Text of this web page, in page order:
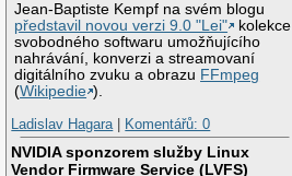
Jean-Baptiste Kempf na svém blogu
představil novou verzi 9.0 "Lei"
kolekce
svobodného softwaru umožňujícího
nahrávání, konverzi a streamovaní
digitálního zvuku a obrazu FFmpeg
(Wikipedie ).
Ladislav Hagara | Komentářů: 0
NVIDIA sponzorem služby Linux
Vendor Firmware Service (LVFS)